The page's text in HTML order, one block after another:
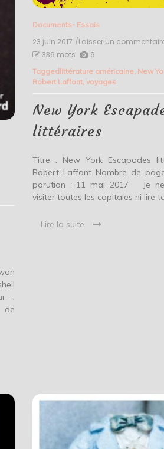
:
de
Documents- Essais
23 juin 2017 /Laisser un
336 mots 9
Taggedlittérature américaine, New
Robert Laffont, voyages
New York
littéraires
Titre : New York Escapades
Robert Laffont Nombre de
parution : 11 mai 2017 Je ne
visiter toutes les capitales ni lire
Lire la suite